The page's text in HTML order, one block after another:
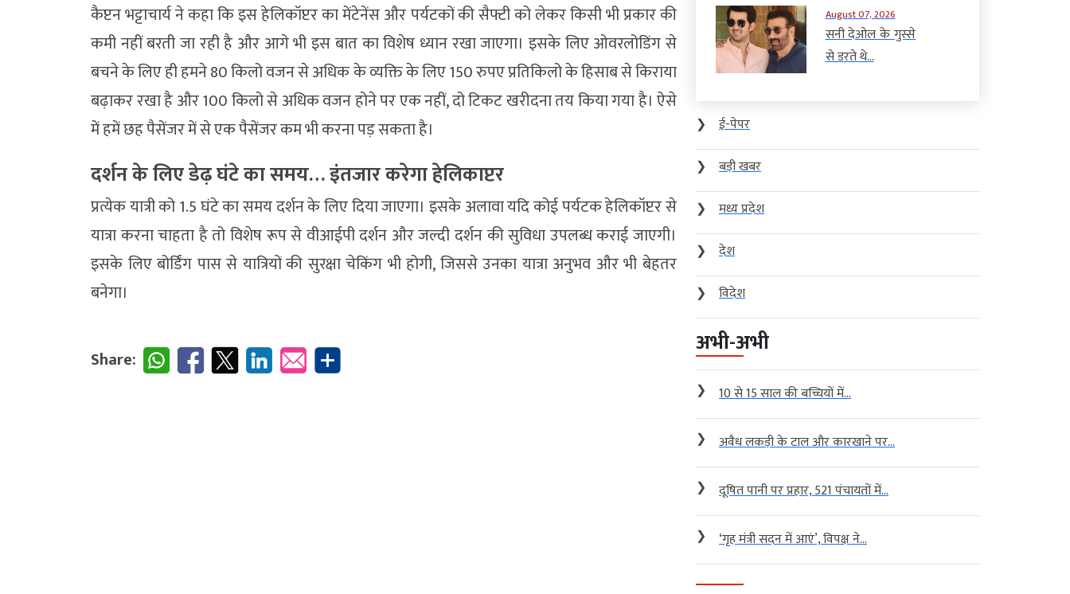
कैप्टन भट्टाचार्य ने कहा कि इस हेलिकॉप्टर का मेंटेनेंस और पर्यटकों की सैफ्टी को लेकर किसी भी प्रकार की
कमी नहीं बरती जा रही है और आगे भी इस बात का विशेष ध्यान रखा जाएगा। इसके लिए ओवरलोडिंग से
बचने के लिए ही हमने 80 किलो वजन से अधिक के व्यक्ति के लिए 150 रुपए प्रतिकिलो के हिसाब से किराया
बढ़ाकर रखा है और 100 किलो से अधिक वजन होने पर एक नहीं, दो टिकट खरीदना तय किया गया है। ऐसे
में हमें छह पैसेंजर में से एक पैसेंजर कम भी करना पड़ सकता है।
दर्शन के लिए डेढ़ घंटे का समय… इंतजार करेगा हेलिकाप्टर
प्रत्येक यात्री को 1.5 घंटे का समय दर्शन के लिए दिया जाएगा। इसके अलावा यदि कोई पर्यटक हेलिकॉप्टर से
यात्रा करना चाहता है तो विशेष रूप से वीआईपी दर्शन और जल्दी दर्शन की सुविधा उपलब्ध कराई जाएगी।
इसके लिए बोर्डिंग पास से यात्रियों की सुरक्षा चेकिंग भी होगी, जिससे उनका यात्रा अनुभव और भी बेहतर
बनेगा।
Share:
August 07, 2026
सनी देओल के गुस्से
से डरते थे...
❯
ई-पेपर
❯
बड़ी खबर
❯
मध्य प्रदेश
❯
देश
❯
विदेश
अभी-अभी
❯ 10 से 15 साल की बच्चियों में...
❯ अवैध लकड़ी के टाल और कारखाने पर...
❯ दूषित पानी पर प्रहार, 521 पंचायतों में...
❯ ‘गृह मंत्री सदन में आएं’, विपक्ष ने...